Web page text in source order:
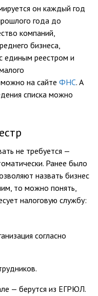
он каждый год
года до
компаний,
бизнеса,
единым реестром и
можно на сайтеФНС. А
списка можно
не требуется —
Ранее было
назвать бизнес
то можно понять,
налоговую службу:
согласно
— берутся из ЕГРЮЛ.